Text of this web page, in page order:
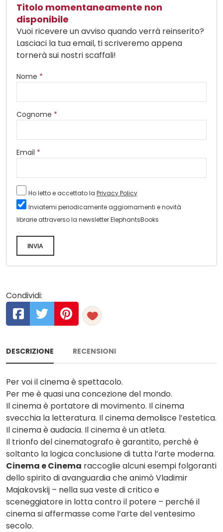
Titolo momentaneamente non
disponibile
Vuoi ricevere un avviso quando verrà reinserito?
Lasciaci la tua email, ti scriveremo appena
tornerà sui nostri scaffali!
Nome *
Cognome *
Email *
Ho letto e accettato la Privacy Policy
Inviatemi periodicamente aggiornamenti e novità
librarie attraverso la newsletter ElephantsBooks
INVIA
Condividi:
DESCRIZIONE RECENSIONI
Per voi il cinema è spettacolo.
Per me è quasi una concezione del mondo.
Il cinema è portatore di movimento. Il cinema
svecchia la letteratura. Il cinema demolisce l’estetica.
Il cinema è audacia. Il cinema è un atleta.
Il trionfo del cinematografo è garantito, perché è
soltanto la logica conclusione di tutta l’arte moderna.
Cinema e Cinema raccoglie alcuni esempi folgoranti
dello spirito di avanguardia che animò Vladimir
Majakovskij – nella sua veste di critico e
sceneggiatore in lotta contro il potere – perché il
cinema si affermasse come l’arte del ventesimo
secolo.